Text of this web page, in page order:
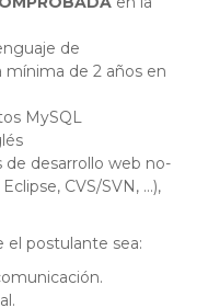
de
mínima de 2 años en
MySQL
desarrollo web no-
CVS/SVN, …),
el postulante sea: